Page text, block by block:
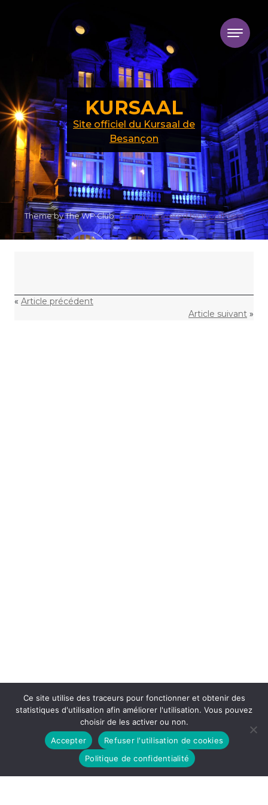
« Article précédent
Article suivant »
KURSAAL
Site officiel du Kursaal de
Besançon
Theme by The WP Club .Proudly powered by WordPress
Ce site utilise des traceurs pour fonctionner et obtenir des
statistiques d'utilisation afin améliorer l'utilisation. Vous pouvez
choisir de les activer ou non.
Accepter
Refuser l'utilisation de cookies
Politique de confidentialité